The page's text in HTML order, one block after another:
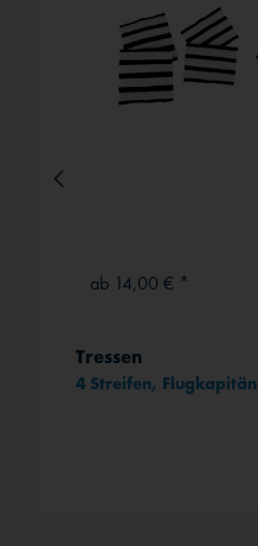
ab 14,00 € *
Tressen
4 Streifen, Flugkapitän